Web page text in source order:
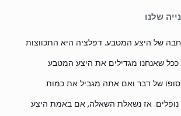
שלנו
של היצע המטבע. דפלציה היא התכווצות
שאנחנו מגדילים את היצע המטבע
של דבר ואם אתה מגביל את כמות
אז נשאלת השאלה, אם באמת היצע